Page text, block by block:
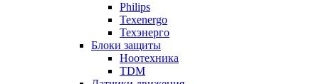
Philips
Texenergo
Техэнерго
Блоки защиты
Ноотехника
TDM